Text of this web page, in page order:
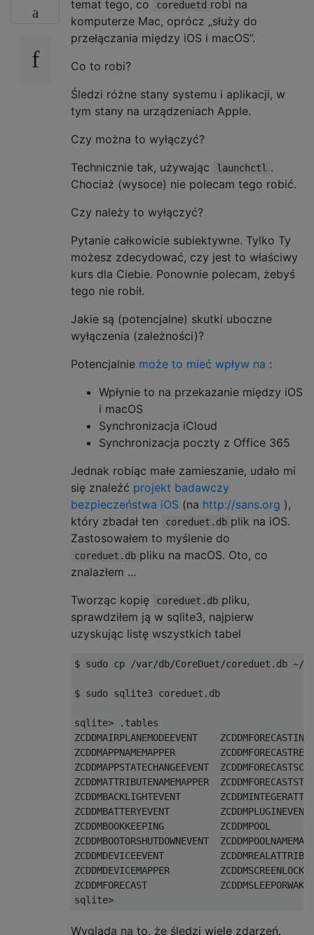
temat tego, co
coreduetd robi na
komputerze Mac, oprócz „służy do
przełączania między iOS i macOS”.
Co to robi?
Śledzi różne stany systemu i aplikacji, w
tym stany na urządzeniach Apple.
Czy można to wyłączyć?
Technicznie tak, używając
launchctl .
Chociaż (wysoce) nie polecam tego robić.
Czy należy to wyłączyć?
Pytanie całkowicie subiektywne. Tylko Ty
możesz zdecydować, czy jest to właściwy
kurs dla Ciebie. Ponownie polecam, żebyś
tego nie robił.
Jakie są (potencjalne) skutki uboczne
wyłączenia (zależności)?
Potencjalnie może to mieć wpływ na :
Wpłynie to na przekazanie między iOS
i macOS
Synchronizacja iCloud
Synchronizacja poczty z Office 365
Jednak robiąc małe zamieszanie, udało mi
się znaleźć projekt badawczy
bezpieczeństwa iOS (na http://sans.org ),
który zbadał ten
coreduet.db plik na iOS.
Zastosowałem to myślenie do
coreduet.db pliku na macOS. Oto, co
znalazłem ...
Tworząc kopię
coreduet.db pliku,
sprawdziłem ją w sqlite3, najpierw
uzyskując listę wszystkich tabel
$ sudo cp /var/db/CoreDuet/coreduet.db ~/
$ sudo sqlite3 coreduet.db
sqlite> .tables
ZCDDMAIRPLANEMODEEVENT
ZCDDMAPPNAMEMAPPER
ZCDDMAPPSTATECHANGEEVENT
ZCDDMATTRIBUTENAMEMAPPER
ZCDDMBACKLIGHTEVENT
ZCDDMBATTERYEVENT
ZCDDMBOOKKEEPING          ZCDDMPOOL
ZCDDMBOOTORSHUTDOWNEVENT
ZCDDMDEVICEEVENT
ZCDDMDEVICEMAPPER
ZCDDMFORECAST
sqlite>
Wygląda na to, że śledzi wiele zdarzeń.